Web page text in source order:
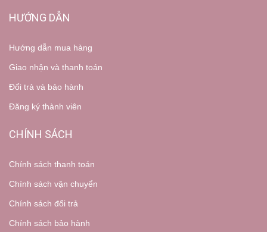
HƯỚNG DẪN
Hướng dẫn mua hàng
Giao nhận và thanh toán
Đổi trả và bảo hành
Đăng ký thành viên
CHÍNH SÁCH
Chính sách thanh toán
Chính sách vận chuyển
Chính sách đổi trả
Chính sách bảo hành